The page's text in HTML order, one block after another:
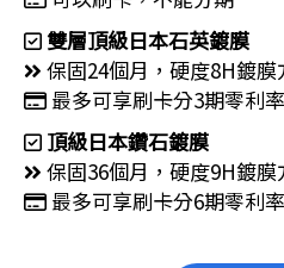
雙層頂級日本石英鍍膜
保固24個月，硬度8H鍍膜
最多可享刷卡分3期零利率
頂級日本鑽石鍍膜
保固36個月，硬度9H鍍膜
最多可享刷卡分6期零利率